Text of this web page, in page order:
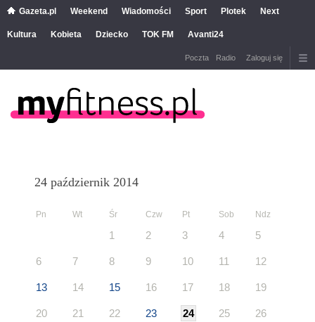
Gazeta.pl Weekend Wiadomości Sport Plotek Next
Kultura Kobieta Dziecko TOK FM Avanti24
Poczta Radio Zaloguj się
24 październik 2014
Pn Wt Śr Czw Pt Sob Ndz
1 2 3 4 5
6 7 8 9 10 11 12
13 14 15 16 17 18 19
20 21 22 23 24 25 26